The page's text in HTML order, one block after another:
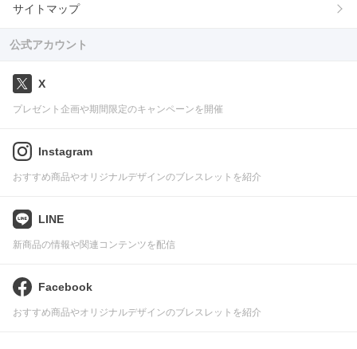
サイトマップ
公式アカウント
X
プレゼント企画や期間限定のキャンペーンを開催
Instagram
おすすめ商品やオリジナルデザインのブレスレットを紹介
LINE
新商品の情報や関連コンテンツを配信
Facebook
おすすめ商品やオリジナルデザインのブレスレットを紹介